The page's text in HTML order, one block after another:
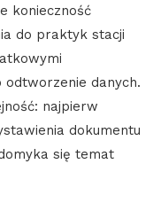
konieczność
do praktyk stacji
odtworzenie danych.
najpierw
dokumentu
się temat